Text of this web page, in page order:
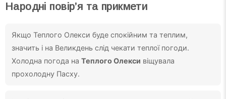
Народні повір’я та прикмети
Якщо Теплого Олекси буде спокійним та теплим,
значить і на Великдень слід чекати теплої погоди.
Холодна погода на Теплого Олекси віщувала
прохолодну Пасху.